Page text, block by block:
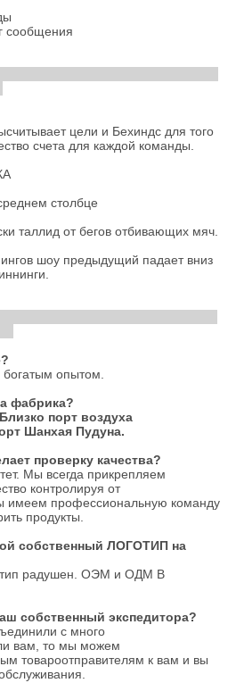
сообщения
цели и Бехиндс для того
счета для каждой команды.
столбце
таллид от бегов отбивающих мяч.
шоу предыдущий падает вниз
и ответы
богатым опытом.
фабрика?
порт воздуха
Шанхая Пудуна.
проверку качества?
Мы всегда прикрепляем
контролируя от
имеем профессиональную команду
продукты.
собственный ЛОГОТИП на
радушен. ОЭМ и ОДМ В
собственный экспедитора?
с много
вам, то мы можем
товароотправителям к вам и вы